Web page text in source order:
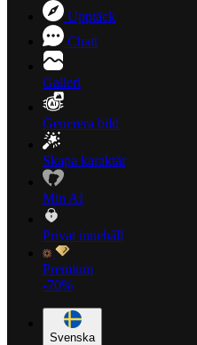
Upptäck
Chatt
Galleri
Generera bild
Skapa karaktär
Min AI
Privat innehåll
Premium
-70%
Svenska